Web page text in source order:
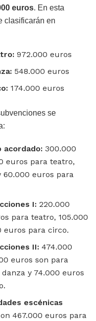
euros. En esta
clasificarán en
972.000 euros
548.000 euros
174.000 euros
se
acordado: 300.000
euros para teatro,
60.000 euros para
I: 220.000
para teatro, 105.000
euros para circo.
II: 474.000
euros son para
y 74.000 euros
escénicas
467.000 euros para